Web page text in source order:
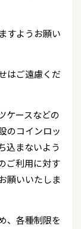
すようお願い
はご遠慮くだ
ケースなどの
のコインロッ
込まないよう
ご利用に対す
願いいたしま
、各種制限を